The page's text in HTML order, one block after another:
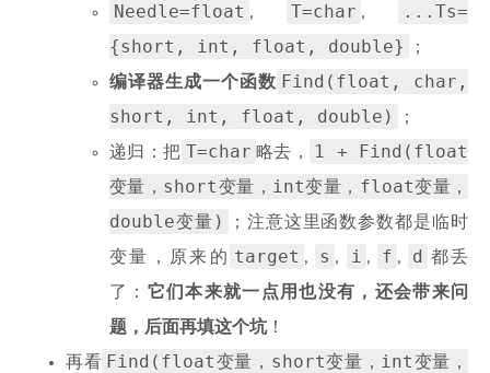
Needle=float , T=char ,
...Ts=
{short, int, float, double}
；
编译器生成一个函数 Find(float, char,
short, int, float, double)
；
递归：把 T=char 略去，
1 + Find(float
变量，short变量，int变量，float变量，
double变量)
；注意这里函数参数都是临时
变量，原来的 target , s , i , f , d 都丢
了： 它们本来就一点用也没有，还会带来问
题，后面再填这个坑！
再看 Find(float变量，short变量，int变量，